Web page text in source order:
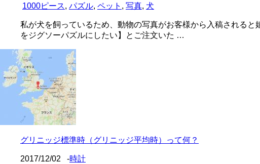
1000ピース, パズル, ペット , 写真, 犬
私が犬を飼っているため、動物の写真がお客様から入稿される
をジグソーパズルにしたい】とご注文いた …
グリニッジ標準時（グリニッジ平均時）って何？
2017/12/02 -時計